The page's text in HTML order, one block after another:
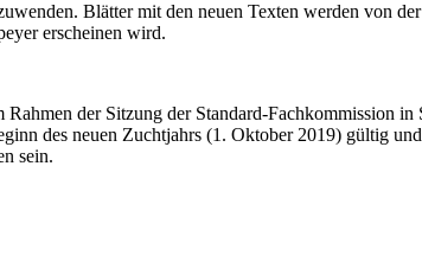
Blätter mit den neuen Texten werden von
erscheinen wird.
der Sitzung der Standard-Fachkommission
des neuen Zuchtjahrs (1. Oktober 2019) gültig
sein.